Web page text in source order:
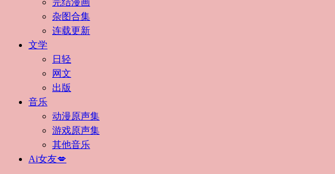
完结漫画
杂图合集
连载更新
文学
日轻
网文
出版
音乐
动漫原声集
游戏原声集
其他音乐
Ai女友💋